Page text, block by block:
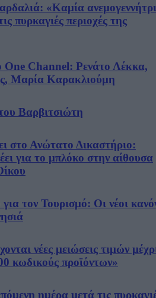
«Καμία
πυρκαγιές περιοχές της
Channel: Ρενάτο Λέκκα,
Μαρία Καρακλιούμη
Βαρβιτσιώτη
στο Ανώτατο Δικαστήριο:
για το μπλόκο στην αίθουσα
τον Τουρισμό: Οι νέοι
νέες μειώσεις τιμών
κωδικούς προϊόντων»
ημέρα μετά τις